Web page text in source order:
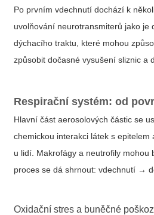
Po prvním vdechnutí dochází k
uvolňování neurotransmiterů jako je
dýchacího traktu, které mohou
způsobit dočasné vysušení sliznic a
Respirační systém: od
Hlavní část aerosolových částic se
chemickou interakci látek s
u lidí. Makrofágy a neutrofily mohou
proces se dá shrnout: vdechnutí →
Oxidační stres a buněčné